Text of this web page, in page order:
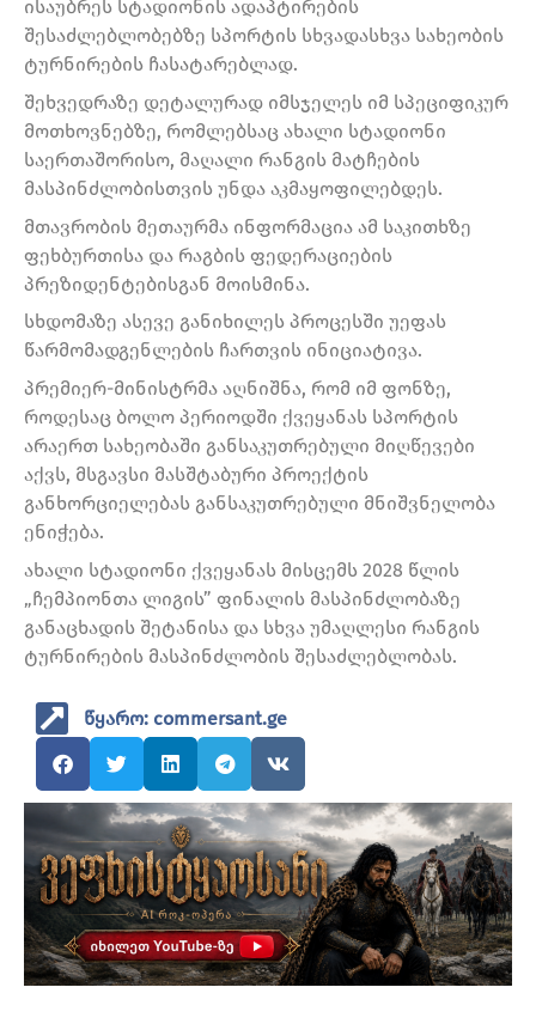
ისაუბრეს სტადიონის ადაპტირების
შესაძლებლობებზე სპორტის სხვადასხვა სახეობის
ტურნირების ჩასატარებლად.
შეხვედრაზე დეტალურად იმსჯელეს იმ სპეციფიკურ
მოთხოვნებზე, რომლებსაც ახალი სტადიონი
საერთაშორისო, მაღალი რანგის მატჩების
მასპინძლობისთვის უნდა აკმაყოფილებდეს.
მთავრობის მეთაურმა ინფორმაცია ამ საკითხზე
ფეხბურთისა და რაგბის ფედერაციების
პრეზიდენტებისგან მოისმინა.
სხდომაზე ასევე განიხილეს პროცესში უეფას
წარმომადგენლების ჩართვის ინიციატივა.
პრემიერ-მინისტრმა აღნიშნა, რომ იმ ფონზე,
როდესაც ბოლო პერიოდში ქვეყანას სპორტის
არაერთ სახეობაში განსაკუთრებული მიღწევები
აქვს, მსგავსი მასშტაბური პროექტის
განხორციელებას განსაკუთრებული მნიშვნელობა
ენიჭება.
ახალი სტადიონი ქვეყანას მისცემს 2028 წლის
„ჩემპიონთა ლიგის” ფინალის მასპინძლობაზე
განაცხადის შეტანისა და სხვა უმაღლესი რანგის
ტურნირების მასპინძლობის შესაძლებლობას.
წყარო: commersant.ge